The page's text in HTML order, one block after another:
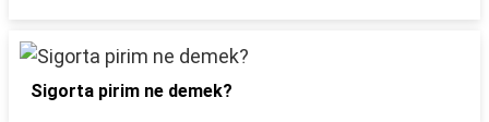
Sigorta pirim ne demek?